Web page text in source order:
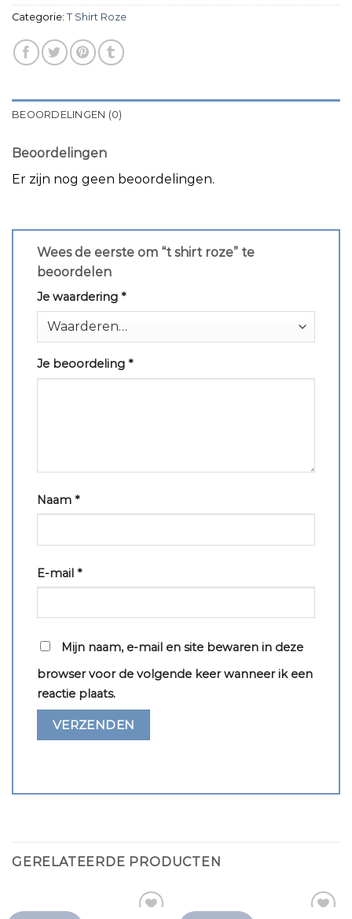
Categorie: T Shirt Roze
BEOORDELINGEN (0)
Beoordelingen
Er zijn nog geen beoordelingen.
Wees de eerste om “t shirt roze” te
beoordelen
Je waardering *
Je beoordeling *
Naam *
E-mail *
Mijn naam, e-mail en site bewaren in deze
browser voor de volgende keer wanneer ik een
reactie plaats.
GERELATEERDE PRODUCTEN